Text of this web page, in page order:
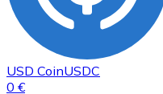
USD CoinUSDC
0 €